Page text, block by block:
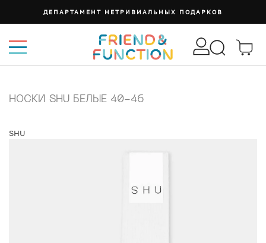
ДЕПАРТАМЕНТ НЕТРИВИАЛЬНЫХ ПОДАРКОВ
НОСКИ SHU БЕЛЫЕ 40-46
SHU